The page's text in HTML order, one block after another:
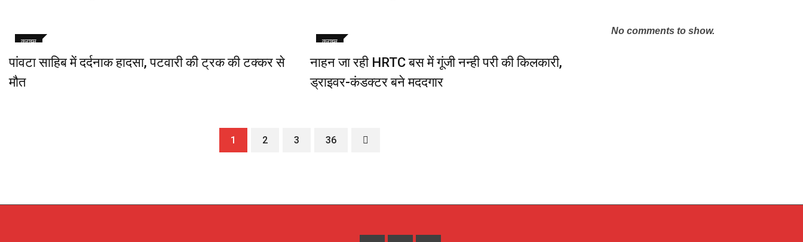
क्राइम
पांवटा साहिब में दर्दनाक हादसा, पटवारी की ट्रक की टक्कर से
मौत
क्राइम
नाहन जा रही HRTC बस में गूंजी नन्ही परी की किलकारी,
ड्राइवर-कंडक्टर बने मददगार
1 2 3 36
No comments to show.